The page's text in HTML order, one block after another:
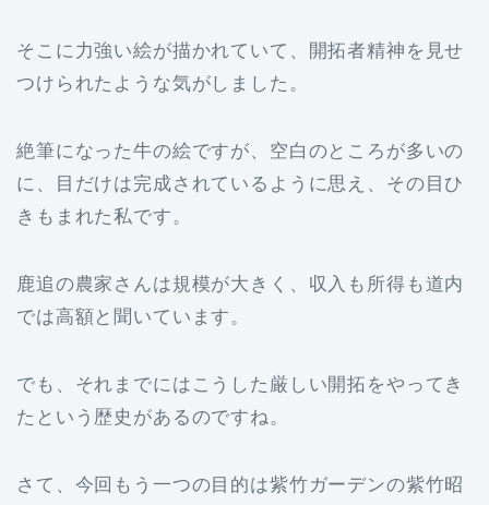
そこに力強い絵が描かれていて、開拓者精神を見せ
つけられたような気がしました。
絶筆になった牛の絵ですが、空白のところが多いの
に、目だけは完成されているように思え、その目ひ
きもまれた私です。
鹿追の農家さんは規模が大きく、収入も所得も道内
では高額と聞いています。
でも、それまでにはこうした厳しい開拓をやってき
たという歴史があるのですね。
さて、今回もう一つの目的は紫竹ガーデンの紫竹昭